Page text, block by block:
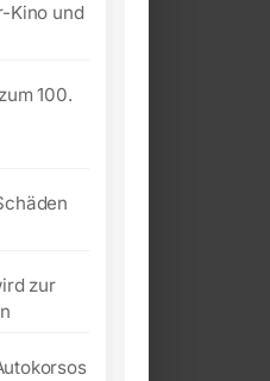
Kino und
100.
zur